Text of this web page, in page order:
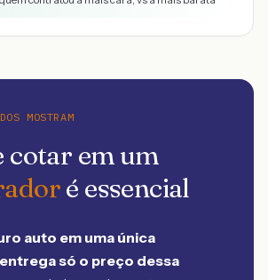
MOSTRAM
cotar em um
é essencial
auto em uma única
só o preço dessa